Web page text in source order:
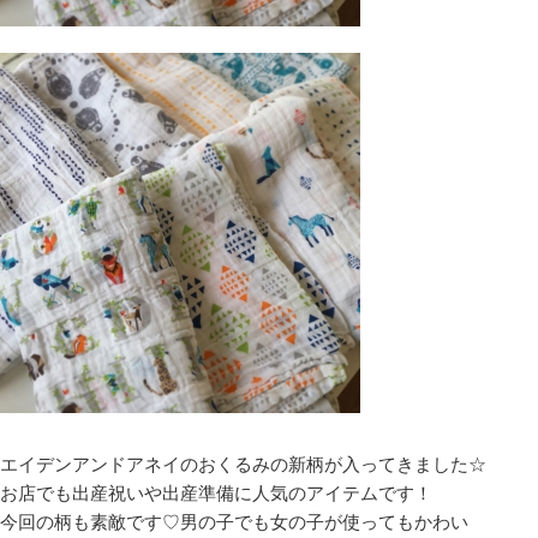
エイデンアンドアネイのおくるみの新柄が入ってきました☆
お店でも出産祝いや出産準備に人気のアイテムです！
今回の柄も素敵です♡男の子でも女の子が使ってもかわい